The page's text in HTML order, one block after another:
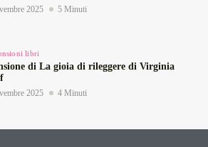
2025 5 Minuti
libri
di La gioia di rileggere di Virginia
2025 4 Minuti